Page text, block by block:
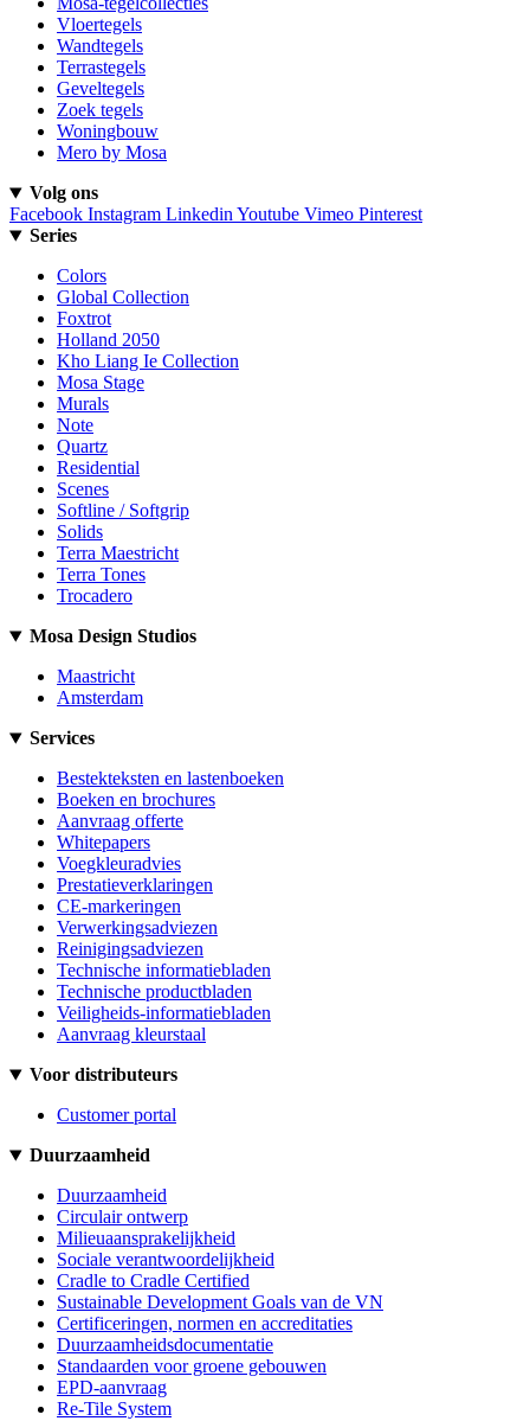
Vloertegels
Wandtegels
Terrastegels
Geveltegels
Zoek tegels
Woningbouw
Mero by Mosa
Volg ons
Facebook Instagram Linkedin Youtube Vimeo Pinterest
Series
Colors
Global Collection
Foxtrot
Holland 2050
Kho Liang Ie Collection
Mosa Stage
Murals
Note
Quartz
Residential
Scenes
Softline / Softgrip
Solids
Terra Maestricht
Terra Tones
Trocadero
Mosa Design Studios
Maastricht
Amsterdam
Services
Bestekteksten en lastenboeken
Boeken en brochures
Aanvraag offerte
Whitepapers
Voegkleuradvies
Prestatieverklaringen
CE-markeringen
Verwerkingsadviezen
Reinigingsadviezen
Technische informatiebladen
Technische productbladen
Veiligheids-informatiebladen
Aanvraag kleurstaal
Voor distributeurs
Customer portal
Duurzaamheid
Duurzaamheid
Circulair ontwerp
Milieuaansprakelijkheid
Sociale verantwoordelijkheid
Cradle to Cradle Certified
Sustainable Development Goals van de VN
Certificeringen, normen en accreditaties
Duurzaamheidsdocumentatie
Standaarden voor groene gebouwen
EPD-aanvraag
Re-Tile System